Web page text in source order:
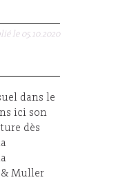
le 05.10.2020
dans le
ici son
dès
& Muller